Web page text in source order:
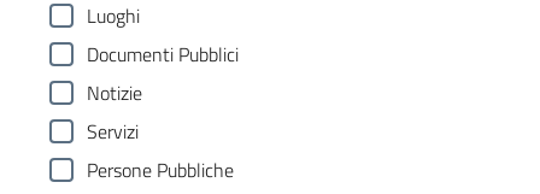
Luoghi
Documenti Pubblici
Notizie
Servizi
Persone Pubbliche